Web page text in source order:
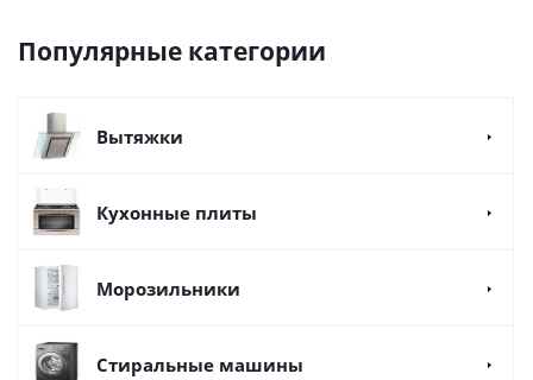
Популярные категории
Вытяжки
Кухонные плиты
Морозильники
Стиральные машины